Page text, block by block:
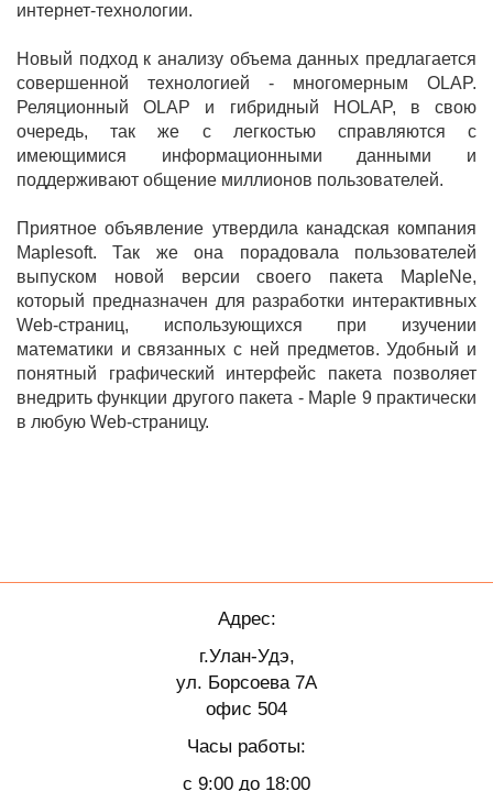
интернет-технологии.
Новый подход к анализу объема данных предлагается
совершенной технологией - многомерным OLAP.
Реляционный OLAP и гибридный HOLAP, в свою
очередь, так же с легкостью справляются с
имеющимися информационными данными и
поддерживают общение миллионов пользователей.
Приятное объявление утвердила канадская компания
Maplesoft. Так же она порадовала пользователей
выпуском новой версии своего пакета MapleNe,
который предназначен для разработки интерактивных
Web-страниц, использующихся при изучении
математики и связанных с ней предметов. Удобный и
понятный графический интерфейс пакета позволяет
внедрить функции другого пакета - Maple 9 практически
в любую Web-страницу.
Адрес:
г.Улан-Удэ,
ул. Борсоева 7А
офис 504
Часы работы:
с 9:00 до 18:00